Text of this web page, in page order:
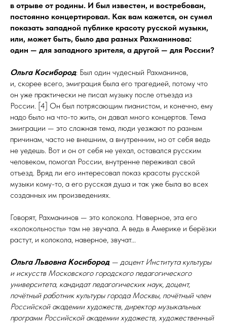
в отрыве от родины. И был известен, и востребован,
постоянно концертировал. Как вам кажется, он сумел
показать западной публике красоту русской музыки,
или, может быть, было два разных Рахманинова:
один — для западного зрителя, а другой — для России?
Ольга Косибород: Был один чудесный Рахманинов,
и, скорее всего, эмиграция была его трагедией, потому что
он уже практически не писал музыку после отъезда из
России. [4] Он был потрясающим пианистом, и конечно, ему
надо было на что-то жить, он давал много концертов. Тема
эмиграции — это сложная тема, люди уезжают по разным
причинам, часто не внешним, а внутренним, но от себя ведь
не уедешь. Вот и он от себя не уехал, оставался русским
человеком, помогал России, внутренне переживал свой
отъезд. Вряд ли его интересовал показ красоты русской
музыки кому-то, а его русская душа и так уже была во всех
созданных им произведениях.
Говорят, Рахманинов — это колокола. Наверное, эта его
«колокольность» там не звучала. А ведь в Америке и берёзки
растут, и колокола, наверное, звучат...
Ольга Львовна Косибород — доцент Института культуры
и искусств Московского городского педагогического
университета, кандидат педагогических наук, доцент,
почётный работник культуры города Москвы, почётный член
Российской академии художеств, директор музыкальных
программ Российской академии художеств, художественный